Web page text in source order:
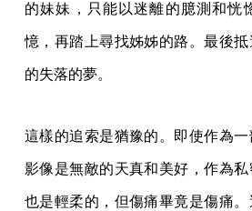
的妹妹，只能以迷離的臆測和恍
憶，再踏上尋找姊姊的路。最後
的失落的夢。
這樣的追索是猶豫的。即使作為
影像是無敵的天真和美好，作為
也是輕柔的，但傷痛畢竟是傷痛